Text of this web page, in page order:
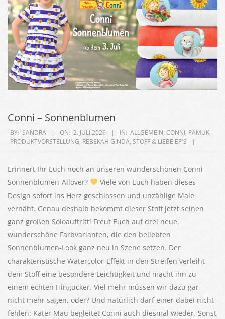
Conni – Sonnenblumen
2026-
07-
BY: SANDRA ON: 2. JULI 2026 IN: ALLGEMEIN, CONNI, PAMUK,
PRODUKTVORSTELLUNG, REBEKAH GINDA, STOFF & LIEBE EP'S
Erinnert Ihr Euch noch an unseren wunderschönen Conni
Sonnenblumen-Allover?
Viele von Euch haben dieses
Design sofort ins Herz geschlossen und unzählige Male
vernäht. Genau deshalb bekommt dieser Stoff jetzt seinen
ganz großen Soloauftritt! Freut Euch auf drei neue,
wunderschöne Farbvarianten, die den beliebten
Sonnenblumen-Look ganz neu in Szene setzen. Der
charakteristische Watercolor-Effekt in den Streifen verleiht
dem Stoff eine besondere Leichtigkeit und macht ihn zu
einem echten Hingucker. Viel mehr müssen wir dazu gar
nicht mehr sagen, oder? Und natürlich darf einer dabei nicht
fehlen: Kater Mau begleitet Conni auch diesmal wieder. Sonst